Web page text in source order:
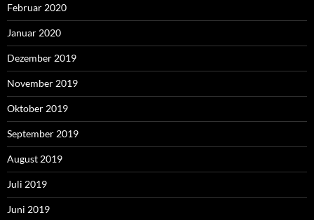
Februar 2020
Januar 2020
Dezember 2019
November 2019
Oktober 2019
September 2019
August 2019
Juli 2019
Juni 2019